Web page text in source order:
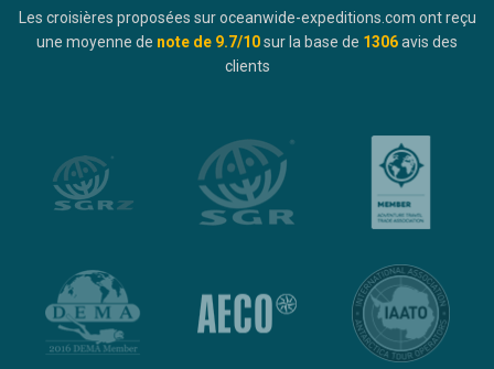
Les croisières proposées sur oceanwide-expeditions.com ont reçu
une moyenne de note de 9.7/10sur la base de 1306avis des
clients